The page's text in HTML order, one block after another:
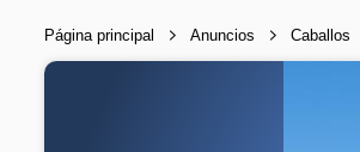
Página principal Anuncios Caballos